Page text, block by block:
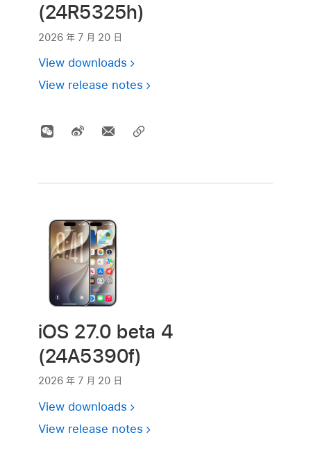
(24R5325h)
2026 年 7 月 20 日
View downloads
View release notes
iOS 27.0 beta 4
(24A5390f)
2026 年 7 月 20 日
View downloads
View release notes